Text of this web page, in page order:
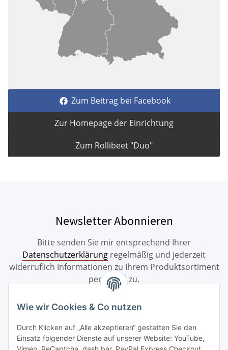
Zum Beitrag bei Facebook
Zur Homepage der Einrichtung
Zum Rollibeet "Duo"
Newsletter Abonnieren
Bitte senden Sie mir entsprechend Ihrer
Datenschutzerklärung regelmäßig und jederzeit
widerruflich Informationen zu Ihrem Produktsortiment
per E-Mail zu.
Informationen
Wie wir Cookies & Co nutzen
Durch Klicken auf „Alle akzeptieren“ gestatten Sie den
Einsatz folgender Dienste auf unserer Website: YouTube,